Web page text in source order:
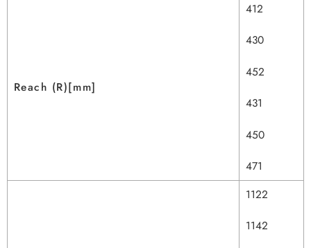
Reach (R)[mm]
412
430
452
431
450
471
1122
1142